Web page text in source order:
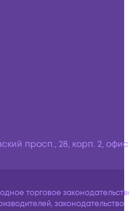
просп., 28, корп. 2,
торговое
законодательство